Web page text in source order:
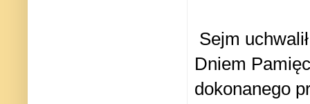
Sejm
Dniem
dokonanego